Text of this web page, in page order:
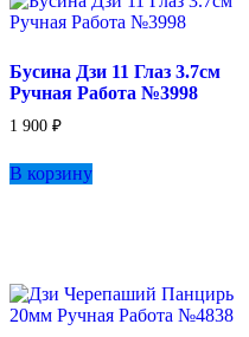
Бусина Дзи 11 Глаз 3.7см
Ручная Работа №3998
1 900 ₽
В корзину